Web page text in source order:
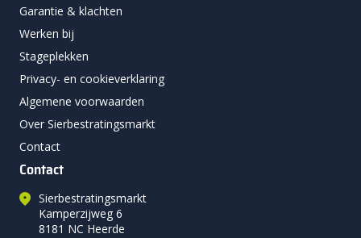
Garantie & klachten
Werken bij
Stageplekken
Privacy- en cookieverklaring
Algemene voorwaarden
Over Sierbestratingsmarkt
Contact
Contact
Sierbestratingsmarkt
Kamperzijweg 6
8181 NC Heerde